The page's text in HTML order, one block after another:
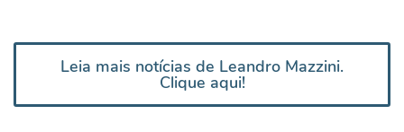
Leia mais notícias de Leandro Mazzini.
Clique aqui!